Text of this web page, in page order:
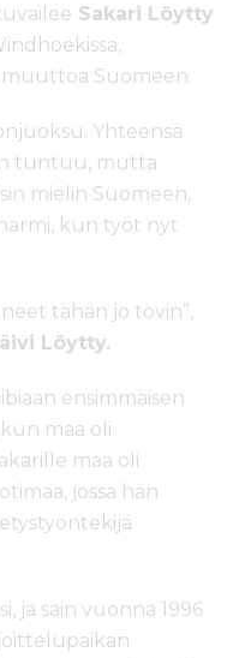
Sakari Löytty
Suomeen.
Yhteensä
tuntuu, mutta
mielin Suomeen,
kun työt nyt
tähän jo tovin”,
Löytty.
ensimmäisen
maa oli
maa oli
jossa hän
ja sain vuonna 1996